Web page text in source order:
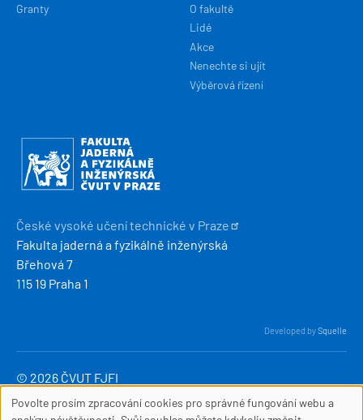
Granty
O fakultě
Lidé
Akce
Nenechte si ujít
Výběrová řízení
Obrázek
České vysoké učení technické v Praze
Fakulta jaderná a fyzikálně inženýrská
Břehová 7
115 19 Praha 1
Developed bySquelle
© 2026 ČVUT FJFI
webmaster
cvut
cz
(webmaster[at]fjfi[dot]cvut[dot]cz)
Povolte prosím zpracování cookies pro správné fungování webu a